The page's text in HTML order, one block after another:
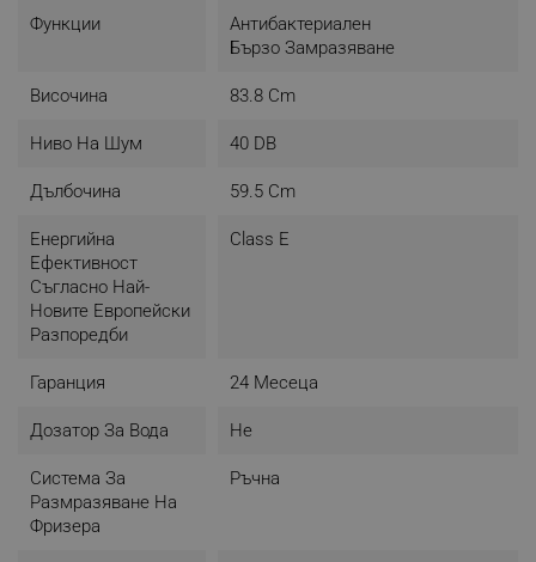
Функции
Антибактериален
Бързо Замразяване
Височина 83.8 Cm
Ниво На Шум 40 DB
Дълбочина 59.5 Cm
Енергийна
Ефективност
Съгласно Най-
Новите Европейски
Разпоредби
Class E
Гаранция 24 Месеца
Дозатор За Вода Не
Система За
Размразяване На
Фризера
Ръчна